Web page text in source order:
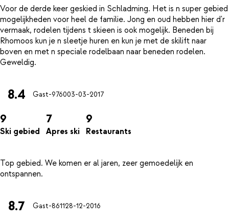
Voor de derde keer geskied in Schladming. Het is n super gebied
mogelijkheden voor heel de familie. Jong en oud hebben hier d'r
vermaak, rodelen tijdens t skieen is ook mogelijk. Beneden bij
Rhomoos kun je n sleetje huren en kun je met de skilift naar
boven en met n speciale rodelbaan naar beneden rodelen.
8.4 Gast-976003-03-2017
9
Ski gebied
7
Apres ski
9
Restaurants
Top gebied. We komen er al jaren, zeer gemoedelijk en
8.7 Gast-861128-12-2016